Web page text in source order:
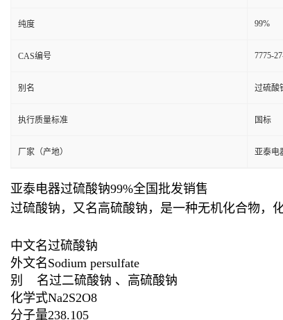
纯度 99%
CAS编号 7775-
别名 过硫酸
执行质量标准 国标
厂家（产地） 亚泰电
亚泰电器过硫酸钠99%全国批发销售
过硫酸钠，又名高硫酸钠，是一种无机化合物，
中文名过硫酸钠
外文名Sodium persulfate
别 名过二硫酸钠 、高硫酸钠
化学式Na2S2O8
分子量238.105